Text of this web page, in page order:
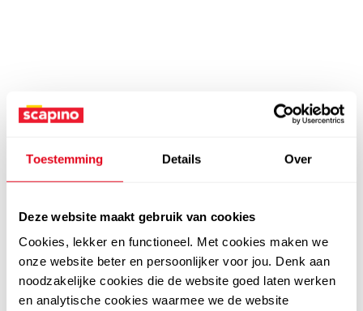
Toestemming Details Over
Deze website maakt gebruik van cookies
Cookies, lekker en functioneel. Met cookies maken we
onze website beter en persoonlijker voor jou. Denk aan
noodzakelijke cookies die de website goed laten werken
en analytische cookies waarmee we de website